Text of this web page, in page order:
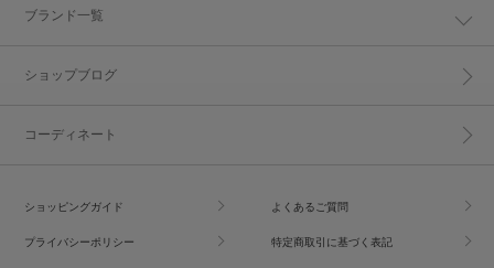
ブランド一覧
ショップブログ
コーディネート
ショッピングガイド よくあるご質問
プライバシーポリシー 特定商取引に基づく表記